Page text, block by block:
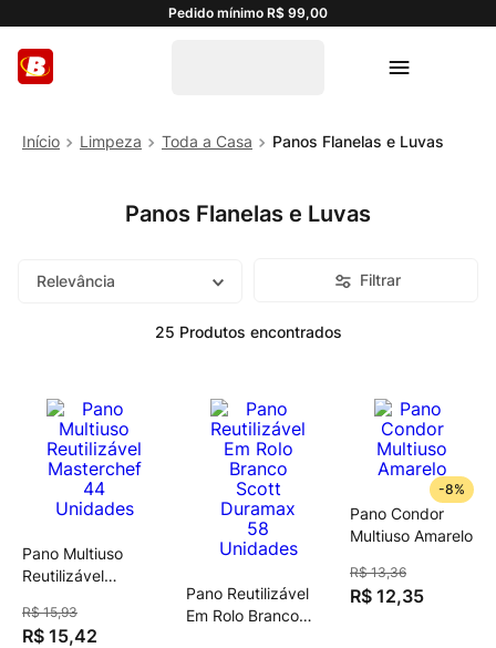
Pedido mínimo R$ 99,00
Limpeza Toda a Casa Panos Flanelas e Luvas
Panos Flanelas e Luvas
Relevância Filtrar
25 Produtos
Pano Multiuso
Reutilizável
Unidades
R$ 15,93
R$ 15,42
Pano Reutilizável
Em Rolo Branco
-8%
Pano Condor
Multiuso Amarelo
R$ 13,36
R$ 12,35